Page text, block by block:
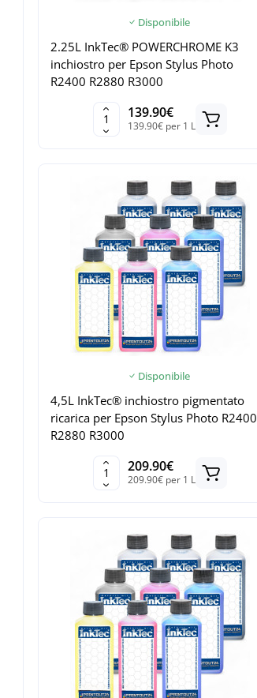
Disponibile
2.25L InkTec® POWERCHROME K3
inchiostro per Epson Stylus Photo
R2400 R2880 R3000
139.90€
139.90€ per 1 L
Disponibile
4,5L InkTec® inchiostro pigmentato
ricarica per Epson Stylus Photo R2400
R2880 R3000
209.90€
209.90€ per 1 L